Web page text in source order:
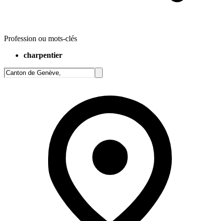
Profession ou mots-clés
charpentier